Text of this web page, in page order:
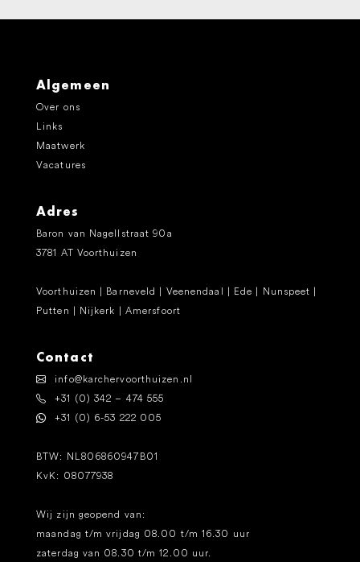
Algemeen
Over ons
Links
Maatwerk
Vacatures
Adres
Baron van Nagellstraat 90a
3781 AT Voorthuizen
Voorthuizen | Barneveld | Veenendaal | Ede | Nunspeet |
Putten | Nijkerk | Amersfoort
Contact
info@karchervoorthuizen.nl
+31 (0) 342 – 474 555
+31 (0) 6-53 222 005
BTW: NL806860947B01
KvK: 08077938
Wij zijn geopend van:
maandag t/m vrijdag 08.00 t/m 16.30 uur
zaterdag van 08.30 t/m 12.00 uur.